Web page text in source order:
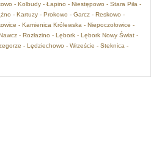
- Kolbudy - Łapino - Niestępowo - Stara Piła -
- Kartuzy - Prokowo - Garcz - Reskowo -
- Kamienica Królewska - Niepoczołowice -
- Rozłazino - Lębork - Lębork Nowy Świat -
- Lędziechowo - Wrzeście - Steknica -